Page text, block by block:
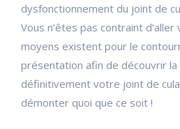
dysfonctionnement du joint de
Vous n’êtes pas contraint d’aller
moyens existent pour le
présentation afin de découvrir
définitivement votre joint de
démonter quoi que ce soit !